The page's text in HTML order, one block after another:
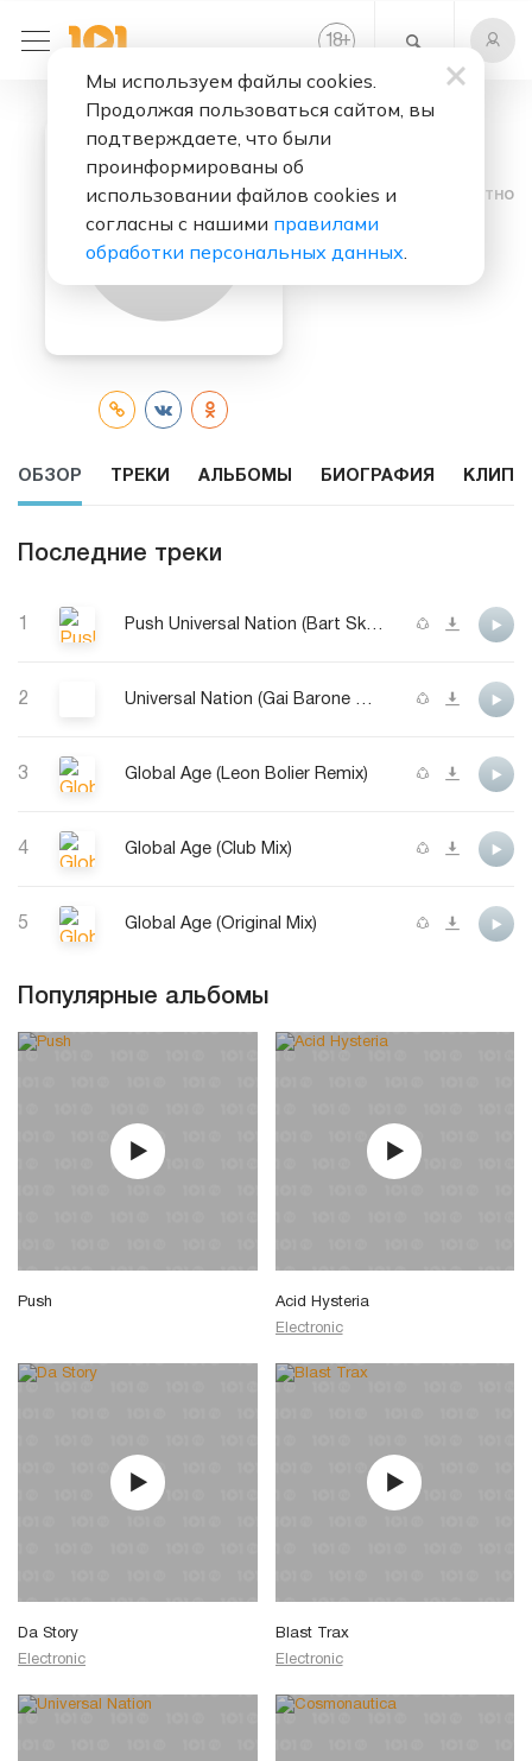
18+
Слушать бесплатно
Push
ОБЗОР ТРЕКИ АЛЬБОМЫ БИОГРАФИЯ КЛИПЫ
Последние треки
Push Universal Nation (Bart Skils Remix)
2 Universal Nation (Gai Barone Remix)
3 Global Age (Leon Bolier Remix)
4 Global Age (Club Mix)
5 Global Age (Original Mix)
Популярные альбомы
Push
Acid Hysteria
Electronic
Da Story
Electronic
Blast Trax
Electronic
Мы используем файлы cookies.
Продолжая пользоваться сайтом, вы
подтверждаете, что были
проинформированы об
использовании файлов cookies и
согласны с нашими правилами
обработки персональных данных.